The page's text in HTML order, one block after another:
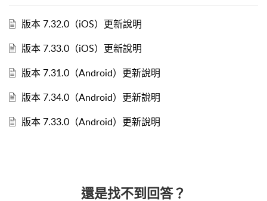
版本 7.32.0（iOS）更新說明
版本 7.33.0（iOS）更新說明
版本 7.31.0（Android）更新說明
版本 7.34.0（Android）更新說明
版本 7.33.0（Android）更新說明
還是找不到回答？